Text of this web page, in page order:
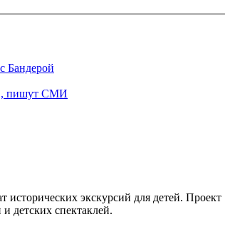
Бандерой
пишут СМИ
экскурсий для детей.
детских спектаклей.